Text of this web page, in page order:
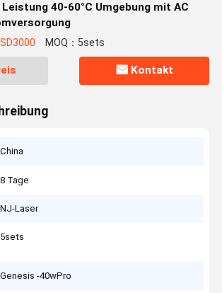
40-60°C Umgebung mit AC
MOQ：5sets
Kontakt
China
8 Tage
NJ-Laser
5sets
Genesis -40wPro